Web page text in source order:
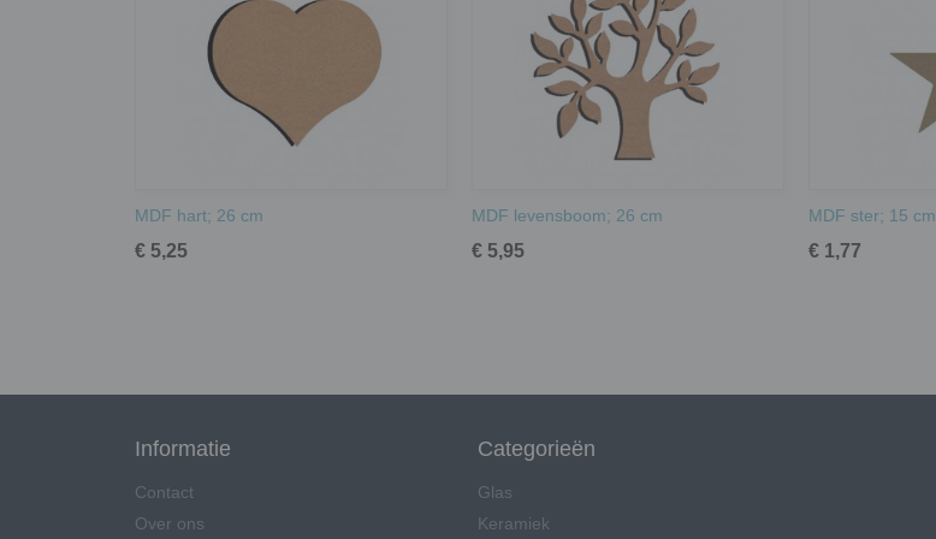
MDF hart; 26 cm
€ 5,25
MDF levensboom; 26 cm
€ 5,95
MDF ster; 15 cm
€ 1,77
Informatie
Contact
Over ons
Categorieën
Glas
Keramiek